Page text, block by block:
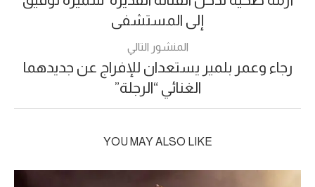
إلى المستشفى
المنشور التالي
رجاء وعمر بلمير يستعدان للإفراج عن جديدهما
الغنائي “الرجلة”
YOU MAY ALSO LIKE